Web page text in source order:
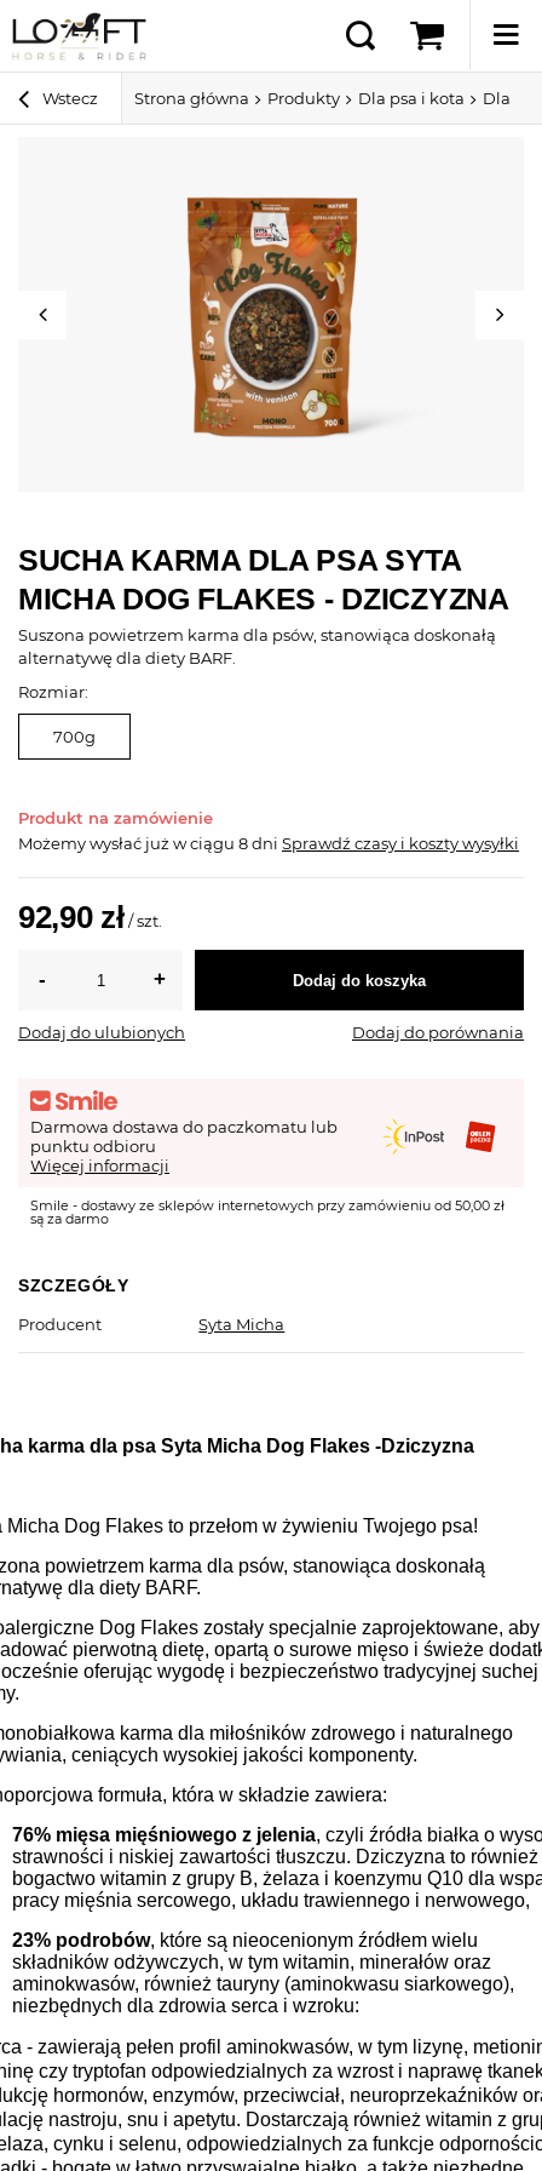
Wstecz Strona główna Produkty Dla psa i kota Dla
SUCHA KARMA DLA PSA SYTA
MICHA DOG FLAKES - DZICZYZNA
Suszona powietrzem karma dla psów, stanowiąca doskonałą
alternatywę dla diety BARF.
Rozmiar:
700g
Produkt na zamówienie
Możemy wysłać już w ciągu 8 dni Sprawdź czasy i koszty wysyłki
92,90 zł /szt.
Dodaj do koszyka
Dodaj do ulubionych Dodaj do porównania
Darmowa dostawa do paczkomatu lub
punktu odbioru
Więcej informacji
Smile - dostawy ze sklepów internetowych przy zamówieniu od 50,00 zł
są za darmo
SZCZEGÓŁY
Producent
Syta Micha
karma dla psa Syta Micha Dog Flakes -Dziczyzna
Micha Dog Flakes to przełom w żywieniu Twojego psa!
powietrzem karma dla psów, stanowiąca doskonałą
dla diety BARF.
Dog Flakes zostały specjalnie zaprojektowane, aby
pierwotną dietę, opartą o surowe mięso i świeże
oferując wygodę i bezpieczeństwo tradycyjnej suchej
karma dla miłośników zdrowego i naturalnego
ceniących wysokiej jakości komponenty.
formuła, która w składzie zawiera:
76% mięsa mięśniowego z jelenia, czyli źródła białka o
strawności i niskiej zawartości tłuszczu. Dziczyzna to również
bogactwo witamin z grupy B, żelaza i koenzymu Q10 dla
pracy mięśnia sercowego, układu trawiennego i nerwowego,
23% podrobów, które są nieocenionym źródłem wielu
składników odżywczych, w tym witamin, minerałów oraz
aminokwasów, również tauryny (aminokwasu siarkowego),
niezbędnych dla zdrowia serca i wzroku:
- zawierają pełen profil aminokwasów, w tym lizynę,
czy tryptofan odpowiedzialnych za wzrost i naprawę
hormonów, enzymów, przeciwciał, neuroprzekaźników
nastroju, snu i apetytu. Dostarczają również witamin z
cynku i selenu, odpowiedzialnych za funkcje